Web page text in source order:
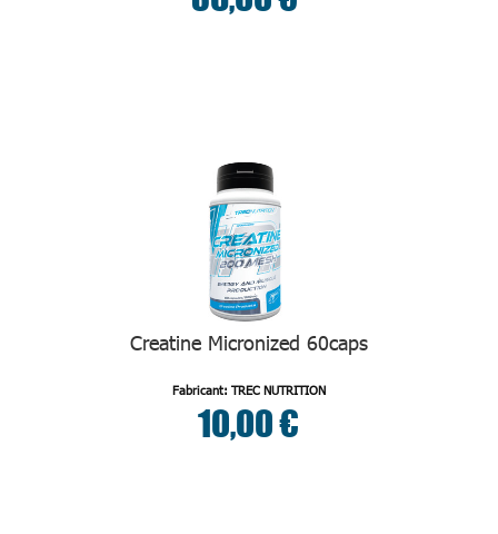
Creatine Micronized 60caps
Fabricant: TREC NUTRITION
10,00 €